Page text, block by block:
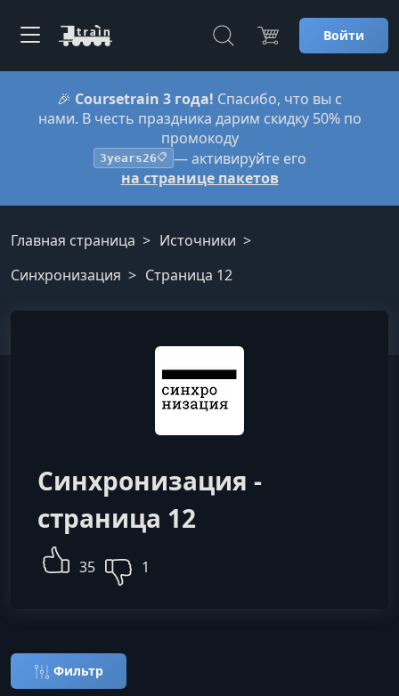
Войти
🎉 Coursetrain 3 года! Спасибо, что вы с
нами. В честь праздника дарим скидку 50% по
промокоду
3years26📋 — активируйте его
на странице пакетов
Главная страница
Источники
Синхронизация
Страница 12
Синхронизация -
страница 12
35 1
Фильтр